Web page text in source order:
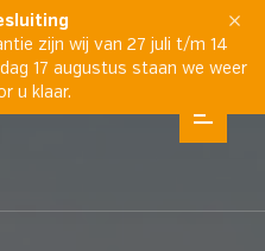
zijn wij van 27 juli t/m 14
17 augustus staan we weer
u klaar.